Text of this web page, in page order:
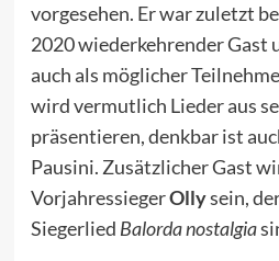
vorgesehen. Er war zuletzt
2020wiederkehrender Gast
auch als möglicher
wird vermutlich Lieder aus
präsentieren, denkbar ist
Pausini. Zusätzlicher Gast
VorjahressiegerOllysein,
Siegerlied Balorda nostalgia